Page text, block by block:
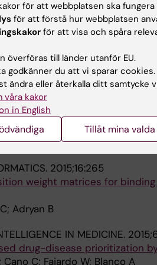
of DNA accessibility
A-M; Caridha R; Elsasser SJ
elements promote
T; Das M; Navarro C; Zoller TI;
2017;6(12):1-8
tools for
Blanco A; Cano C
2015;16:265
weight matrices for
Adryan B
IN MEDICINE.
drug-disease prioritization
C; Fajardo W; Blanco A
för att webbplatsen ska
för att förstå hur webbplatsen
för att visa och spåra
överföras till länder utanför EU.
godkänner du att vi sparar cookies.
ändra eller återkalla ditt samtycke
våra kakor
in English
Tillåt mina valda